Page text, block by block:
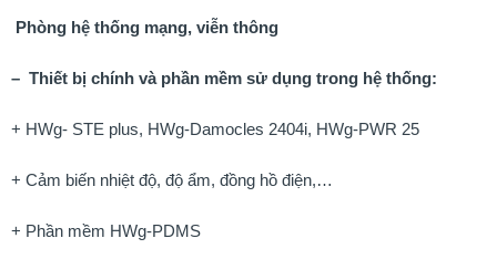
Phòng hệ thống mạng, viễn thông
– Thiết bị chính và phần mềm sử dụng trong hệ thống:
+ HWg- STE plus, HWg-Damocles 2404i, HWg-PWR 25
+ Cảm biến nhiệt độ, độ ẩm, đồng hồ điện,…
+ Phần mềm HWg-PDMS